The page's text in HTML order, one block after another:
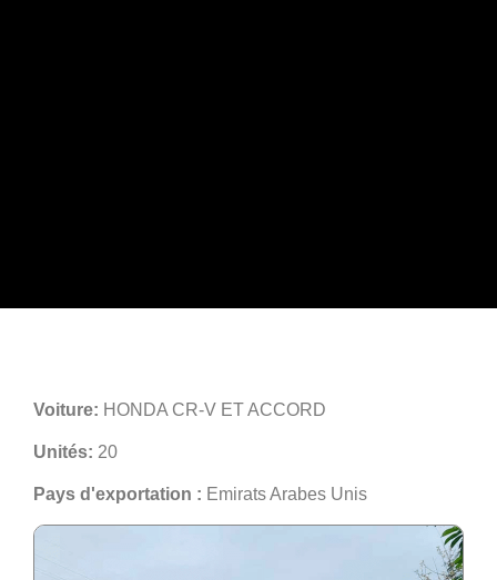
Voiture: HONDA CR-V ET ACCORD
Unités: 20
Pays d'exportation : Emirats Arabes Unis